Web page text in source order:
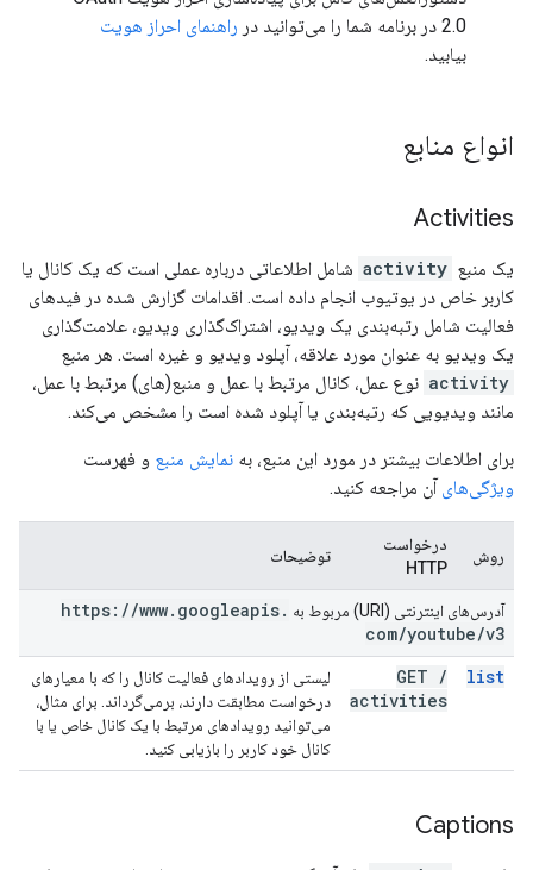
2.0 در برنامه شما را می‌توانید در
راهنمای احراز هویت
بیابید.
انواع منابع
Activities
یک منبع activity شامل اطلاعاتی درباره عملی است که یک کانال یا
کاربر خاص در یوتیوب انجام داده است. اقدامات گزارش شده در فیدهای
فعالیت شامل رتبه‌بندی یک ویدیو، اشتراک‌گذاری ویدیو، علامت‌گذاری
یک ویدیو به عنوان مورد علاقه، آپلود ویدیو و غیره است. هر منبع
activity نوع عمل، کانال مرتبط با عمل و منبع(های) مرتبط با عمل،
مانند ویدیویی که رتبه‌بندی یا آپلود شده است را مشخص می‌کند.
برای اطلاعات بیشتر در مورد این منبع، به نمایش منبع و فهرست
ویژگی‌های آن مراجعه کنید.
روش
درخواست
HTTP
توضیحات
آدرس‌های اینترنتی (URI) مربوط به https: //www. googleapis.
com/youtube/v3
list
GET /
activities
لیستی از رویدادهای فعالیت کانال را که با معیارهای
درخواست مطابقت دارند، برمی‌گرداند. برای مثال،
می‌توانید رویدادهای مرتبط با یک کانال خاص یا با
کانال خود کاربر را بازیابی کنید.
Captions